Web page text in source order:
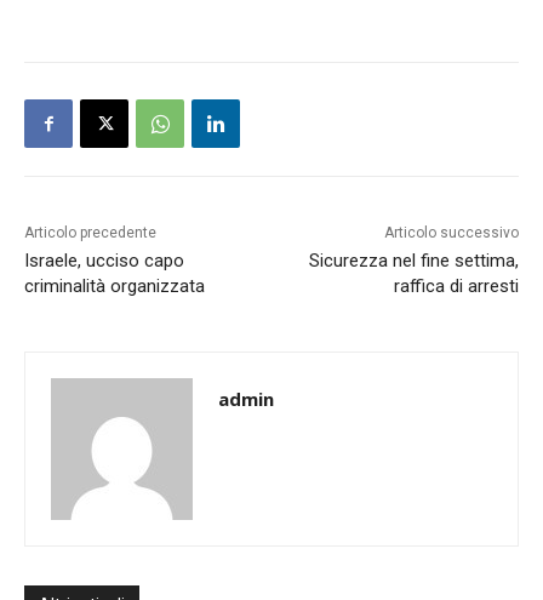
Articolo precedente
Israele, ucciso capo
criminalità organizzata
Articolo successivo
Sicurezza nel fine settima,
raffica di arresti
admin